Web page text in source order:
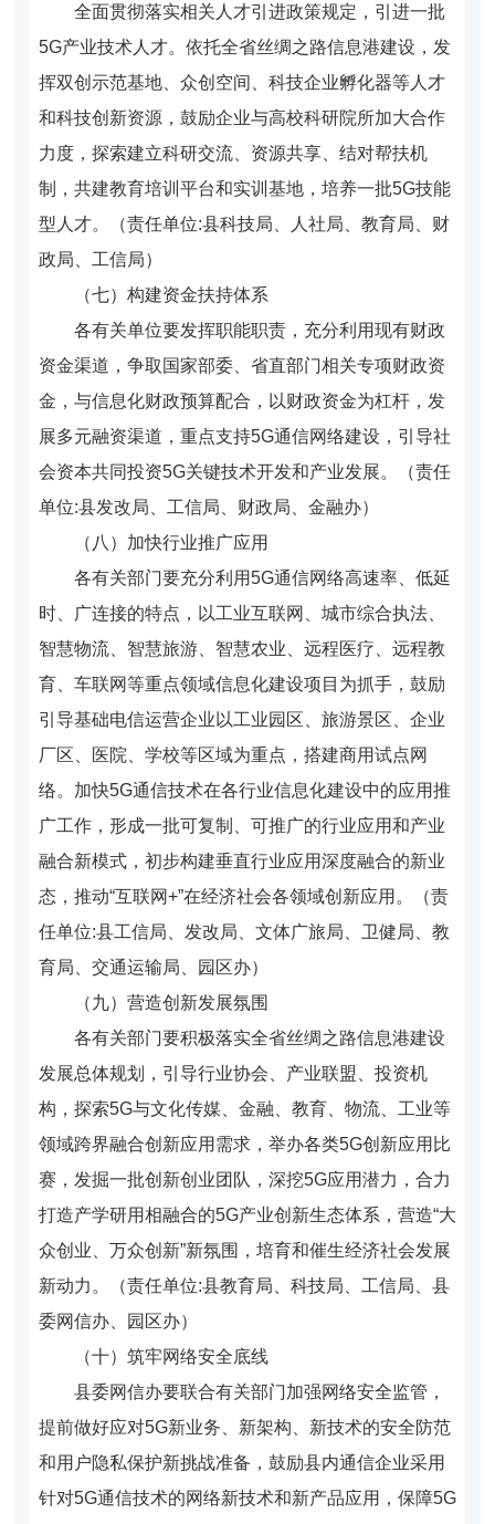
全面贯彻落实相关人才引进政策规定，引进一批
5G产业技术人才。依托全省丝绸之路信息港建设，发
挥双创示范基地、众创空间、科技企业孵化器等人才
和科技创新资源，鼓励企业与高校科研院所加大合作
力度，探索建立科研交流、资源共享、结对帮扶机
制，共建教育培训平台和实训基地，培养一批5G技能
型人才。（责任单位:县科技局、人社局、教育局、财
政局、工信局）
（七）构建资金扶持体系
各有关单位要发挥职能职责，充分利用现有财政
资金渠道，争取国家部委、省直部门相关专项财政资
金，与信息化财政预算配合，以财政资金为杠杆，发
展多元融资渠道，重点支持5G通信网络建设，引导社
会资本共同投资5G关键技术开发和产业发展。（责任
单位:县发改局、工信局、财政局、金融办）
（八）加快行业推广应用
各有关部门要充分利用5G通信网络高速率、低延
时、广连接的特点，以工业互联网、城市综合执法、
智慧物流、智慧旅游、智慧农业、远程医疗、远程教
育、车联网等重点领域信息化建设项目为抓手，鼓励
引导基础电信运营企业以工业园区、旅游景区、企业
厂区、医院、学校等区域为重点，搭建商用试点网
络。加快5G通信技术在各行业信息化建设中的应用推
广工作，形成一批可复制、可推广的行业应用和产业
融合新模式，初步构建垂直行业应用深度融合的新业
态，推动“互联网+”在经济社会各领域创新应用。（责
任单位:县工信局、发改局、文体广旅局、卫健局、教
育局、交通运输局、园区办）
（九）营造创新发展氛围
各有关部门要积极落实全省丝绸之路信息港建设
发展总体规划，引导行业协会、产业联盟、投资机
构，探索5G与文化传媒、金融、教育、物流、工业等
领域跨界融合创新应用需求，举办各类5G创新应用比
赛，发掘一批创新创业团队，深挖5G应用潜力，合力
打造产学研用相融合的5G产业创新生态体系，营造“大
众创业、万众创新”新氛围，培育和催生经济社会发展
新动力。（责任单位:县教育局、科技局、工信局、县
委网信办、园区办）
（十）筑牢网络安全底线
县委网信办要联合有关部门加强网络安全监管，
提前做好应对5G新业务、新架构、新技术的安全防范
和用户隐私保护新挑战准备，鼓励县内通信企业采用
针对5G通信技术的网络新技术和新产品应用，保障5G